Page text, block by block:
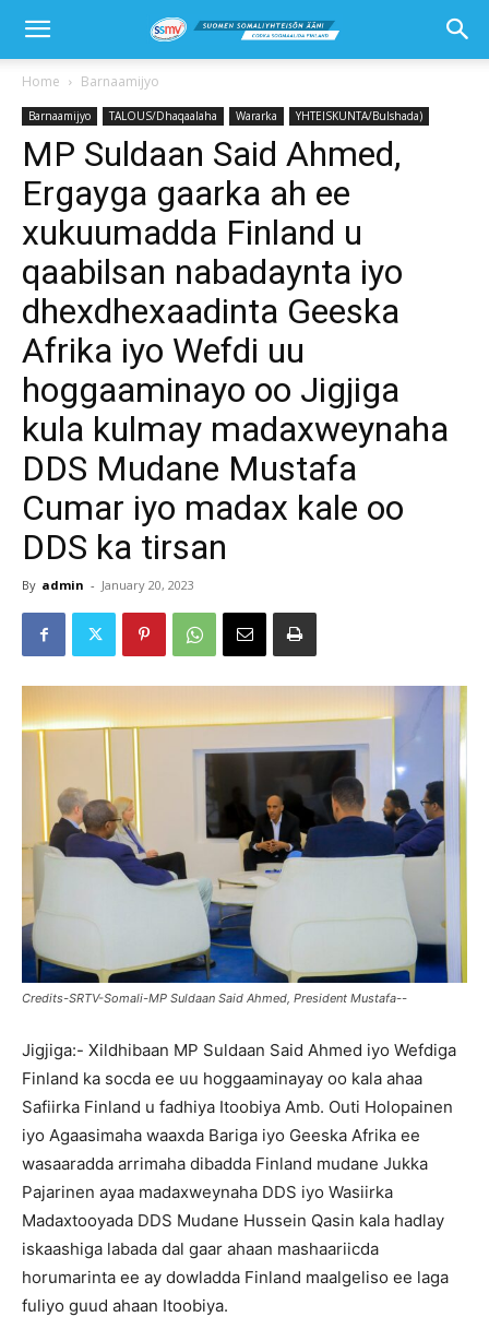
Home Barnaamijyo
Barnaamijyo TALOUS/Dhaqaalaha Wararka YHTEISKUNTA/Bulshada)
MP Suldaan Said Ahmed,
Ergayga gaarka ah ee
xukuumadda Finland u
qaabilsan nabadaynta iyo
dhexdhexaadinta Geeska
Afrika iyo Wefdi uu
hoggaaminayo oo Jigjiga
kula kulmay madaxweynaha
DDS Mudane Mustafa
Cumar iyo madax kale oo
DDS ka tirsan
By admin - January 20, 2023
Credits-SRTV-Somali-MP Suldaan Said Ahmed, President Mustafa--
Jigjiga:- Xildhibaan MP Suldaan Said Ahmed iyo Wefdiga
Finland ka socda ee uu hoggaaminayay oo kala ahaa
Safiirka Finland u fadhiya Itoobiya Amb. Outi Holopainen
iyo Agaasimaha waaxda Bariga iyo Geeska Afrika ee
wasaaradda arrimaha dibadda Finland mudane Jukka
Pajarinen ayaa madaxweynaha DDS iyo Wasiirka
Madaxtooyada DDS Mudane Hussein Qasin kala hadlay
iskaashiga labada dal gaar ahaan mashaariicda
horumarinta ee ay dowladda Finland maalgeliso ee laga
fuliyo guud ahaan Itoobiya.